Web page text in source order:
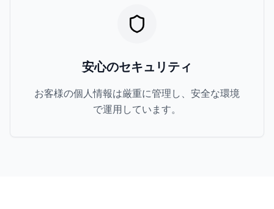
安心のセキュリティ
お客様の個人情報は厳重に管理し、安全な環境
で運用しています。